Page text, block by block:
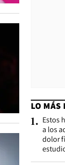
LO MÁS
1. Estos
a los
dolor